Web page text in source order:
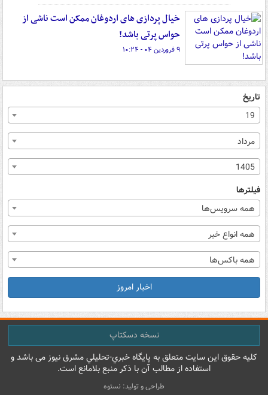
خیال پردازی های اردوغان ممکن است ناشی از
حواس پرتی باشد!
۹ فروردین ۰۴ - ۱۰:۲۴
تاریخ
19
مرداد
1405
فیلترها
همه سرویس‌ها
همه انواع خبر
همه باکس‌ها
اخبار امروز
نسخه دسکتاپ
کليه حقوق اين سايت متعلق به پایگاه خبري-تحليلي مشرق نيوز می باشد و
استفاده از مطالب آن با ذکر منبع بلامانع است.
طراحی و تولید: نستوه